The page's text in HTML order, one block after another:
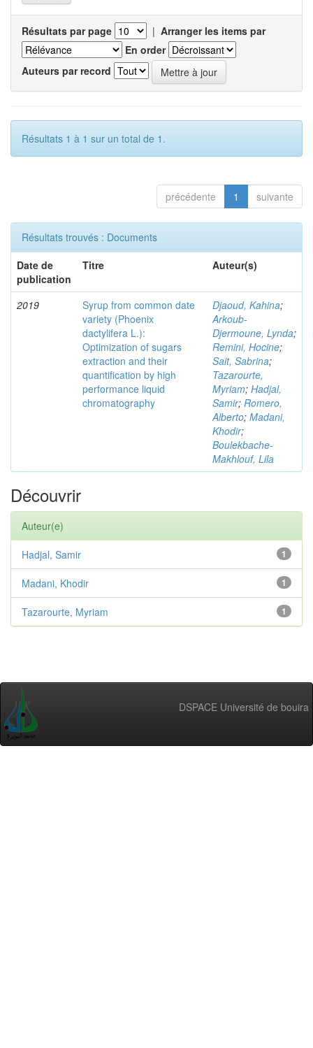
Résultats par page | Arranger les items par
En order
Auteurs par record
Résultats 1 à 1 sur un total de 1.
précédente 1 suivante
Résultats trouvés : Documents
Date de
publication
Titre Auteur(s)
2019
Syrup from common date
variety (Phoenix
dactylifera L.):
Optimization of sugars
extraction and their
quantification by high
performance liquid
chromatography
Djaoud, Kahina;
Arkoub-
Djermoune, Lynda;
Remini, Hocine;
Sait, Sabrina;
Tazarourte,
Myriam; Hadjal,
Samir; Romero,
Alberto; Madani,
Khodir;
Boulekbache-
Makhlouf, Lila
Découvrir
Auteur(e)
1
Hadjal, Samir
1
Madani, Khodir
1
Tazarourte, Myriam
DSPACE Université de bouira